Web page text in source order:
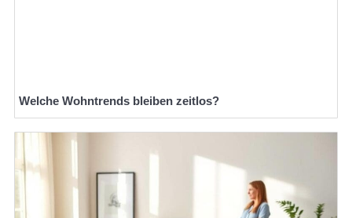
Welche Wohntrends bleiben zeitlos?